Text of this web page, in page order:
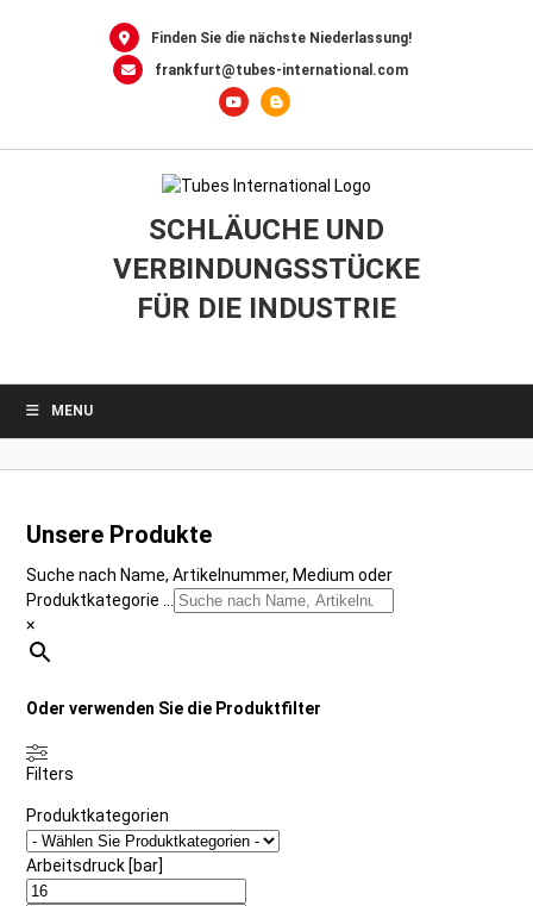
Finden Sie die nächste Niederlassung!
frankfurt@tubes-international.com
SCHLÄUCHE UND
VERBINDUNGSSTÜCKE
FÜR DIE INDUSTRIE
MENU
Unsere Produkte
Suche nach Name, Artikelnummer, Medium oder
Produktkategorie ...
×
Oder verwenden Sie die Produktfilter
Filters
Produktkategorien
Arbeitsdruck [bar]